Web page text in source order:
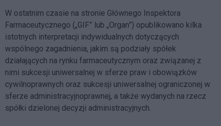
W ostatnim czasie na stronie Głównego Inspektora
Farmaceutycznego („GIF” lub „Organ”) opublikowano kilka
istotnych interpretacji indywidualnych dotyczących
wspólnego zagadnienia, jakim są podziały spółek
działających na rynku farmaceutycznym oraz związanej z
nimi sukcesji uniwersalnej w sferze praw i obowiązków
cywilnoprawnych oraz sukcesji uniwersalnej ograniczonej w
sferze administracyjnoprawnej, a także wydanych na rzecz
spółki dzielonej decyzji administracyjnych.